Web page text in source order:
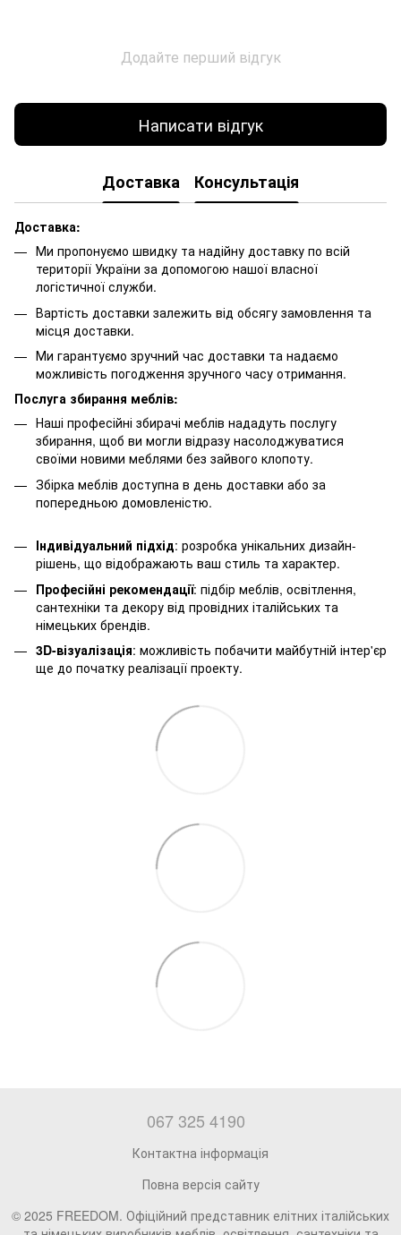
Додайте перший відгук
Написати відгук
Доставка Консультація
Доставка:
Ми пропонуємо швидку та надійну доставку по всій
території України за допомогою нашої власної
логістичної служби.
Вартість доставки залежить від обсягу замовлення та
місця доставки.
Ми гарантуємо зручний час доставки та надаємо
можливість погодження зручного часу отримання.
Послуга збирання меблів:
Наші професійні збирачі меблів нададуть послугу
збирання, щоб ви могли відразу насолоджуватися
своїми новими меблями без зайвого клопоту.
Збірка меблів доступна в день доставки або за
попередньою домовленістю.
Індивідуальний підхід: розробка унікальних дизайн-
рішень, що відображають ваш стиль та характер.
Професійні рекомендації: підбір меблів, освітлення,
сантехніки та декору від провідних італійських та
німецьких брендів.
3D-візуалізація: можливість побачити майбутній інтер'єр
ще до початку реалізації проекту.
067 325 4190
Контактна інформація
Повна версія сайту
© 2025 FREEDOM. Офіційний представник елітних італійських